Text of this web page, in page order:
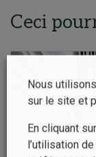
Ceci
Nous
sur le site et
En cliquant
l’utilisation